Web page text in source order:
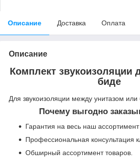
Описание Доставка Оплата
Описание
Комплект звукоизоляции
биде
Для звукоизоляции между унитазом
Почему выгодно
Гарантия на весь наш
Профессиональная консультация
Обширный ассортимент товаров.